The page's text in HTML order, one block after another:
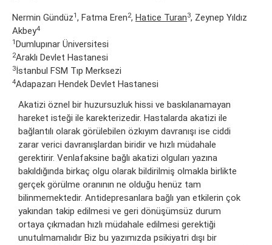
Nermin Gündüz1, Fatma Eren2, Hatice Turan3, Zeynep Yıldız
Akbey4
1Dumlupınar Üniversitesi
2Araklı Devlet Hastanesi
3İstanbul FSM Tıp Merksezi
4Adapazarı Hendek Devlet Hastanesi
Akatizi öznel bir huzursuzluk hissi ve baskılanamayan
hareket isteği ile karekterizedir. Hastalarda akatizi ile
bağlantılı olarak görülebilen özkıyım davranışı ise ciddi
zarar verici davranışlardan biridir ve hızlı müdahale
gerektirir. Venlafaksine bağlı akatizi olguları yazına
bakıldığında birkaç olgu olarak bildirilmiş olmakla birlikte
gerçek görülme oranının ne olduğu henüz tam
bilinmemektedir. Antidepresanlara bağlı yan etkilerin çok
yakından takip edilmesi ve geri dönüşümsüz durum
ortaya çıkmadan hızlı müdahale edilmesi gerektiği
unutulmamalıdır Biz bu yazımızda psikiyatri dışı bir